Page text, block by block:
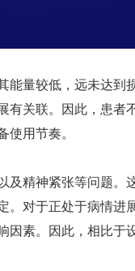
量较低，远未达到
关联。因此，患者
使用节奏。
精神紧张等问题。这
。对于正处于病情进
因素。因此，相比于